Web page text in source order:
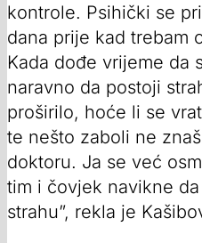
kontrole. Psihički se
dana prije kad trebam
Kada dođe vrijeme da
naravno da postoji
proširilo, hoće li se
te nešto zaboli ne
doktoru. Ja se već
tim i čovjek navikne
strahu”, rekla je